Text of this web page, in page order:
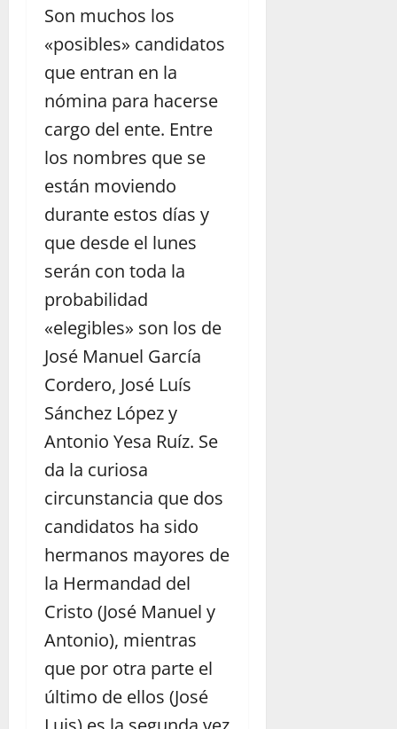
Son muchos los
«posibles» candidatos
que entran en la
nómina para hacerse
cargo del ente. Entre
los nombres que se
están moviendo
durante estos días y
que desde el lunes
serán con toda la
probabilidad
«elegibles» son los de
José Manuel García
Cordero, José Luís
Sánchez López y
Antonio Yesa Ruíz. Se
da la curiosa
circunstancia que dos
candidatos ha sido
hermanos mayores de
la Hermandad del
Cristo (José Manuel y
Antonio), mientras
que por otra parte el
último de ellos (José